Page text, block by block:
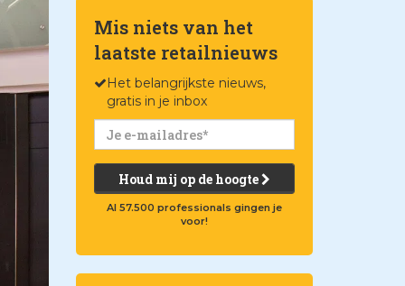
Mis niets van het
laatste retailnieuws
Het belangrijkste nieuws,
gratis in je inbox
Houd mij op de hoogte
Al 57.500 professionals gingen je
voor!